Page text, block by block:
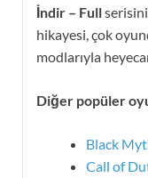
İndir – Full
hikayesi, çok
modlarıyla
Diğer popüler
Black
Call of